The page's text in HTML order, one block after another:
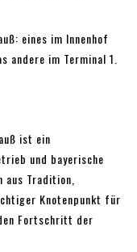
eines im Innenhof
andere im Terminal 1.
ist ein
und bayerische
Tradition,
Knotenpunkt für
Fortschritt der